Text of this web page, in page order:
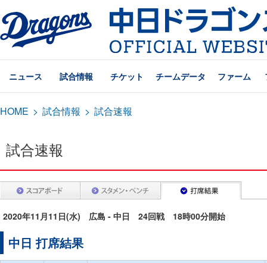
ニュース 試合情報 チケット チームデータ ファーム
HOME > 試合情報 > 試合速報
試合速報
2020年11月11日(水) 広島 - 中日 24回戦 18時00分開始
中日 打席結果